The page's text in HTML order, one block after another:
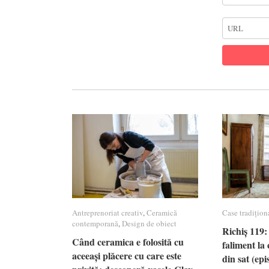
Antreprenoriat creativ,Ceramică
contemporană,Design de obiect
Când ceramica e folosită cu
aceeași plăcere cu care este
Antreprenoriat creativ Ceramică
contemporană Design de obiect
Când ceramica e folosită cu
aceeași plăcere cu care este
Case
Richiș
faliment la
din sat
Case
Richiș
faliment la
din sat